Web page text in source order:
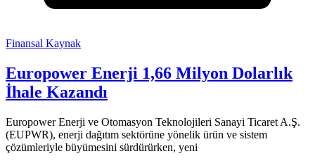
Finansal Kaynak
Europower Enerji 1,66 Milyon Dolarlık
İhale Kazandı
Europower Enerji ve Otomasyon Teknolojileri Sanayi Ticaret A.Ş.
(EUPWR), enerji dağıtım sektörüne yönelik ürün ve sistem
çözümleriyle büyümesini sürdürürken, yeni